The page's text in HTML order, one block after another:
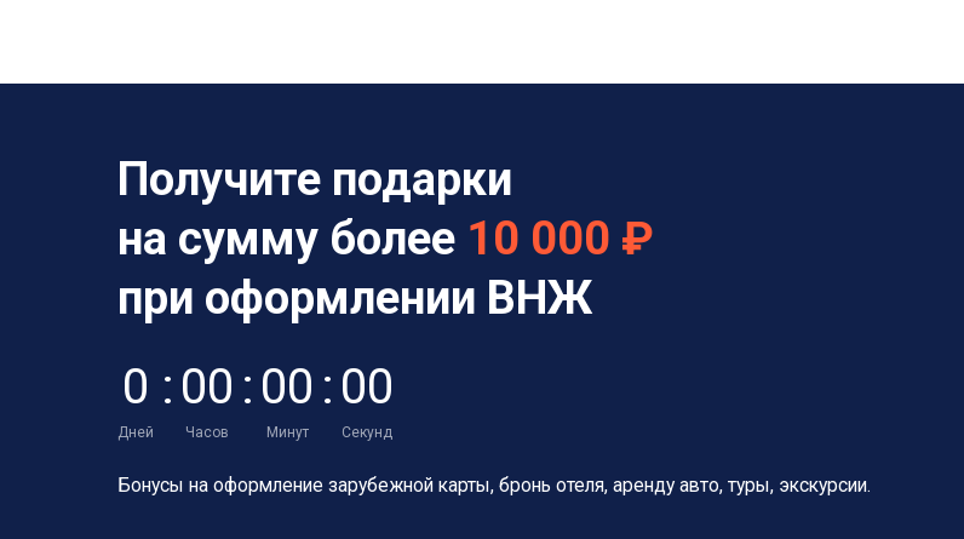
Получите подарки
на сумму более 10 000 ₽
при оформлении ВНЖ
0
Дней
: 00
Часов
: 00
Минут
: 00
Секунд
Бонусы на оформление зарубежной карты, бронь отеля, аренду авто, туры, экскурсии.